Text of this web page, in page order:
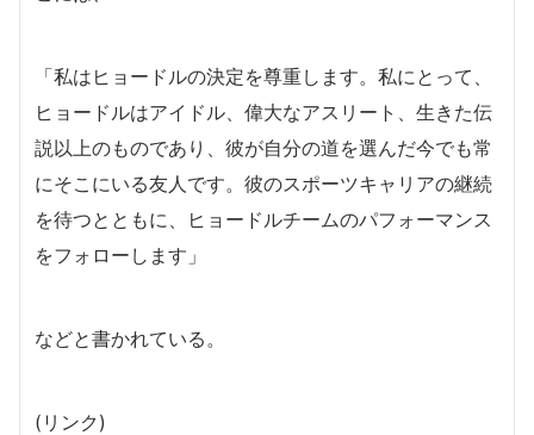
「私はヒョードルの決定を尊重します。私にとって、
ヒョードルはアイドル、偉大なアスリート、生きた伝
説以上のものであり、彼が自分の道を選んだ今でも常
にそこにいる友人です。彼のスポーツキャリアの継続
を待つとともに、ヒョードルチームのパフォーマンス
をフォローします」
などと書かれている。
(リンク)